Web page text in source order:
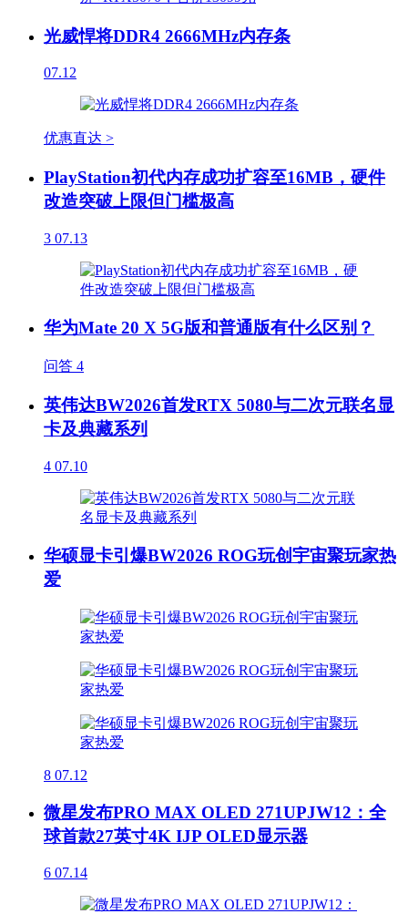
光威悍将DDR4 2666MHz内存条
07.12
优惠直达 >
PlayStation初代内存成功扩容至16MB，硬件
改造突破上限但门槛极高
3 07.13
华为Mate 20 X 5G版和普通版有什么区别？
问答 4
英伟达BW2026首发RTX 5080与二次元联名显
卡及典藏系列
4 07.10
华硕显卡引爆BW2026 ROG玩创宇宙聚玩家热
爱
8 07.12
微星发布PRO MAX OLED 271UPJW12：全
球首款27英寸4K IJP OLED显示器
6 07.14